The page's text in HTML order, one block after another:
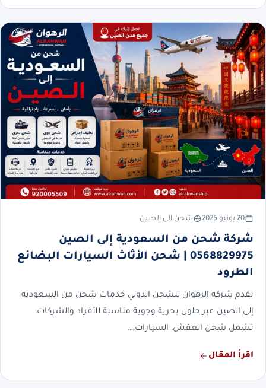
20 يونيو 2026 شحن الى الصين
شركة شحن من السعودية إلى الصين
0568829975 | شحن الأثاث السيارات البضائع
الطرود
تقدم شركة الرهوان للشحن الدولي خدمات شحن من السعودية
إلى الصين عبر حلول بحرية وجوية مناسبة للأفراد والشركات،
تشمل شحن العفش، السيارات،…
اقرأ المقال